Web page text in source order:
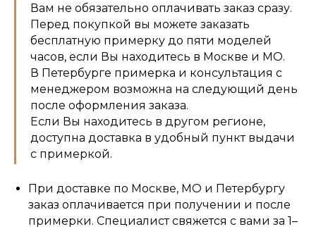
Вам не обязательно оплачивать заказ сразу.
Перед покупкой вы можете заказать
бесплатную примерку до пяти моделей
часов, если Вы находитесь в Москве и МО.
В Петербурге примерка и консультация с
менеджером возможна на следующий день
после оформления заказа.
Если Вы находитесь в другом регионе,
доступна доставка в удобный пункт выдачи
с примеркой.
При доставке по Москве, МО и Петербургу
заказ оплачивается при получении и после
примерки. Специалист свяжется с вами за 1–